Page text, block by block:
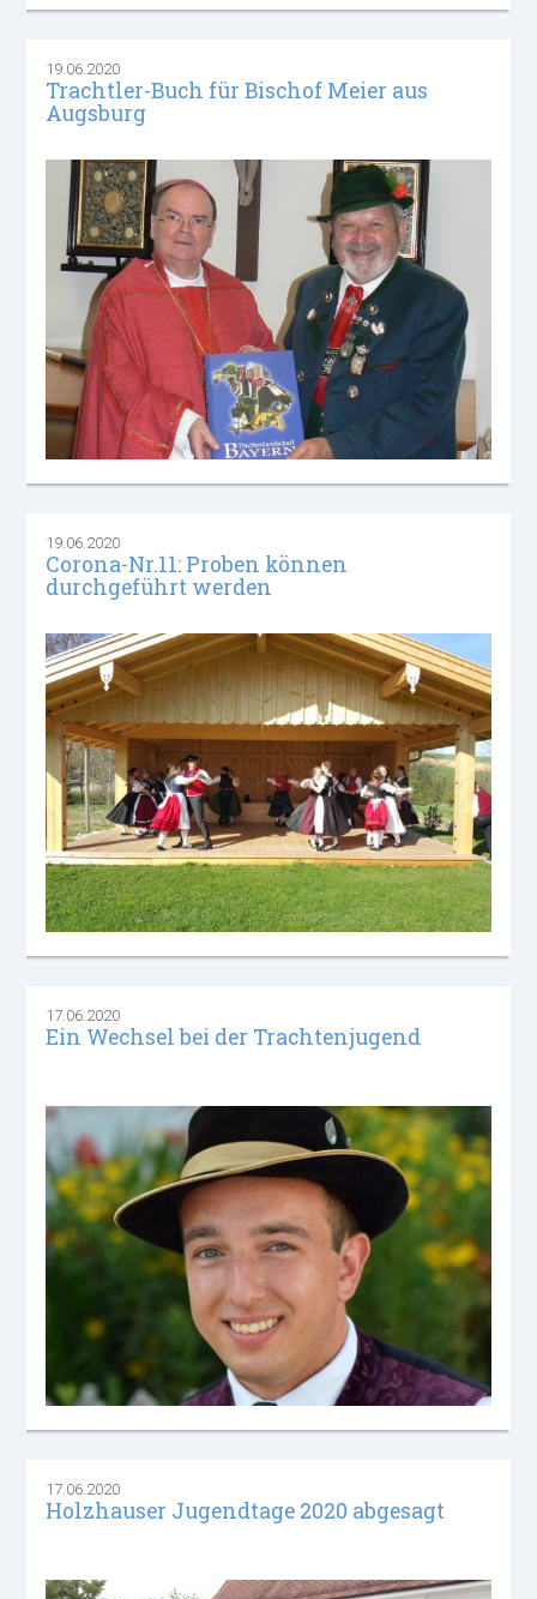
19.06.2020
Trachtler-Buch für Bischof Meier aus
Augsburg
19.06.2020
Corona-Nr.11: Proben können
durchgeführt werden
17.06.2020
Ein Wechsel bei der Trachtenjugend
17.06.2020
Holzhauser Jugendtage 2020 abgesagt